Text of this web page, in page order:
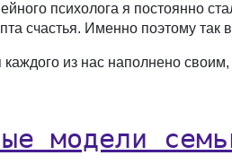
психолога я постоянно
счастья. Именно поэтому
каждого из нас наполнено
модели